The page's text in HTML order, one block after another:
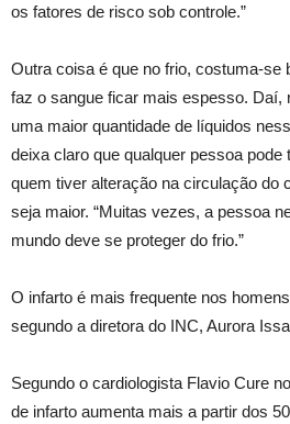
os fatores de risco sob controle.”
Outra coisa é que no frio, costuma-se
faz o sangue ficar mais espesso. Daí,
uma maior quantidade de líquidos
deixa claro que qualquer pessoa pode
quem tiver alteração na circulação do
seja maior. “Muitas vezes, a pessoa
mundo deve se proteger do frio.”
O infarto é mais frequente nos
segundo a diretora do INC, Aurora
Segundo o cardiologista Flavio Cure
de infarto aumenta mais a partir dos